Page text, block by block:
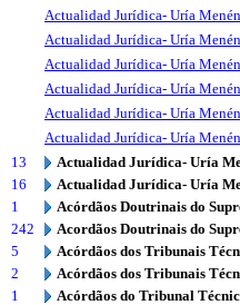
Actualidad Jurídica- Uría
Actualidad Jurídica- Uría
Actualidad Jurídica- Uría
Actualidad Jurídica- Uría
Actualidad Jurídica- Uría
Actualidad Jurídica- Uría
13
Actualidad Jurídica- Uría
16
Actualidad Jurídica- Uría
1
Acórdãos Doutrinais do
242
Acordãos Doutrinais do
5
Acórdãos dos Tribunais
2
Acórdãos dos Tribunais
1
Acórdãos do Tribunal